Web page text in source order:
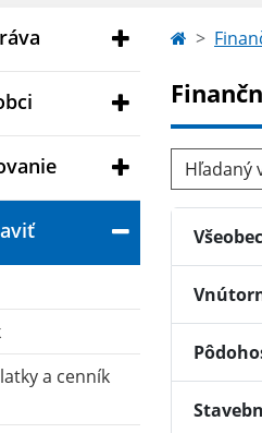
a cenník
Hľadaný